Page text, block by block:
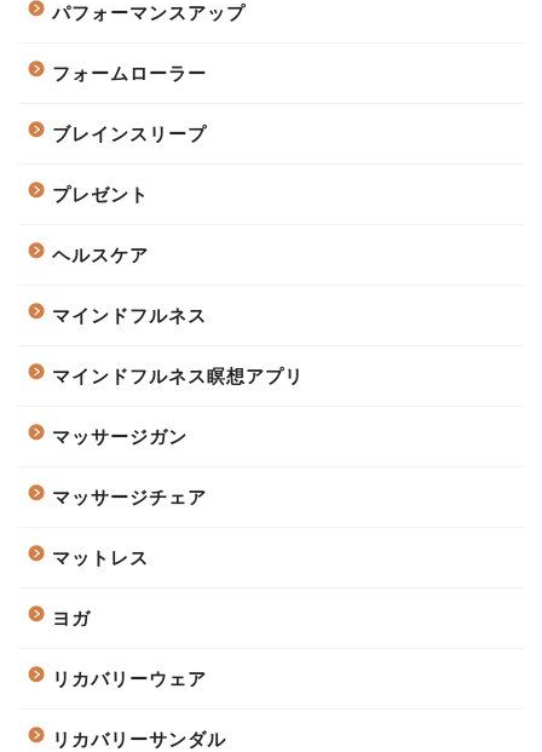
パフォーマンスアップ
フォームローラー
ブレインスリープ
プレゼント
ヘルスケア
マインドフルネス
マインドフルネス瞑想アプリ
マッサージガン
マッサージチェア
マットレス
ヨガ
リカバリーウェア
リカバリーサンダル